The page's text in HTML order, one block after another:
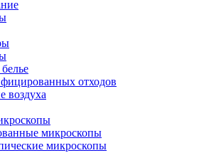
отходов
воздуха
микроскопы
микроскопы